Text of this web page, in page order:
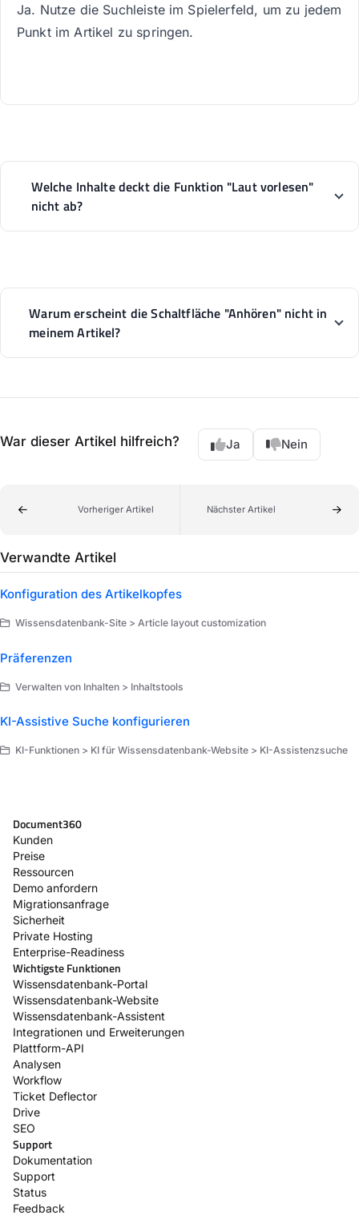
Ja. Nutze die Suchleiste im Spielerfeld, um zu jedem
Punkt im Artikel zu springen.
Welche Inhalte deckt die Funktion "Laut vorlesen"
nicht ab?
Warum erscheint die Schaltfläche "Anhören" nicht in
meinem Artikel?
War dieser Artikel hilfreich? Ja Nein
Vorheriger Artikel Nächster Artikel
Verwandte Artikel
Konfiguration des Artikelkopfes
Wissensdatenbank-Site > Article layout customization
Präferenzen
Verwalten von Inhalten > Inhaltstools
KI-Assistive Suche konfigurieren
KI-Funktionen > KI für Wissensdatenbank-Website > KI-Assistenzsuche
Document360
Kunden
Preise
Ressourcen
Demo anfordern
Migrationsanfrage
Sicherheit
Private Hosting
Enterprise-Readiness
Wichtigste Funktionen
Wissensdatenbank-Portal
Wissensdatenbank-Website
Wissensdatenbank-Assistent
Integrationen und Erweiterungen
Plattform-API
Analysen
Workflow
Ticket Deflector
Drive
SEO
Support
Dokumentation
Support
Status
Feedback